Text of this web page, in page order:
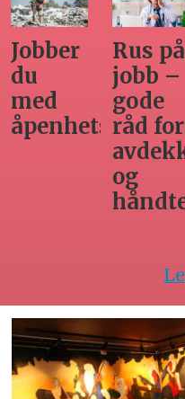
Arbeidsgivers
ved
oppsigelse
Gode
råd for